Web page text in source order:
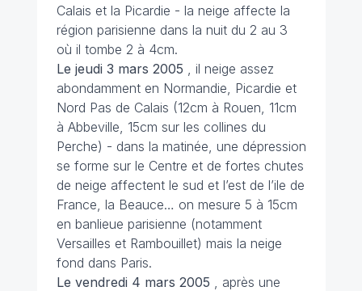
Calais et la Picardie - la neige affecte la
région parisienne dans la nuit du 2 au 3
où il tombe 2 à 4cm.
Le jeudi 3 mars 2005
, il neige assez
abondamment en Normandie, Picardie et
Nord Pas de Calais (12cm à Rouen, 11cm
à Abbeville, 15cm sur les collines du
Perche) - dans la matinée, une dépression
se forme sur le Centre et de fortes chutes
de neige affectent le sud et l’est de l’ile de
France, la Beauce… on mesure 5 à 15cm
en banlieue parisienne (notamment
Versailles et Rambouillet) mais la neige
fond dans Paris.
Le vendredi 4 mars 2005
, après une